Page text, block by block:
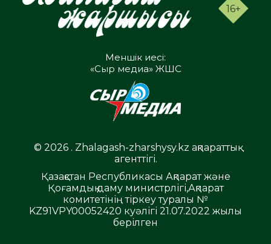
16+
Меншік иесі:
«Сыр медиа» ЖШС
© 2026 . Zhalagash-zharshysy.kz ақпараттық
агенттігі.
Қазақстан Республикасы Ақпарат және
Қоғамдық даму министрлігі,Ақпарат
комитетінің тіркеу туралы №
KZ91VPY00052420 куәлігі 21.07.2022 жылы
берілген